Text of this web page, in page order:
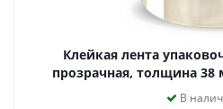
Клейкая лента
прозрачная, толщина 38
50//66 пр
В